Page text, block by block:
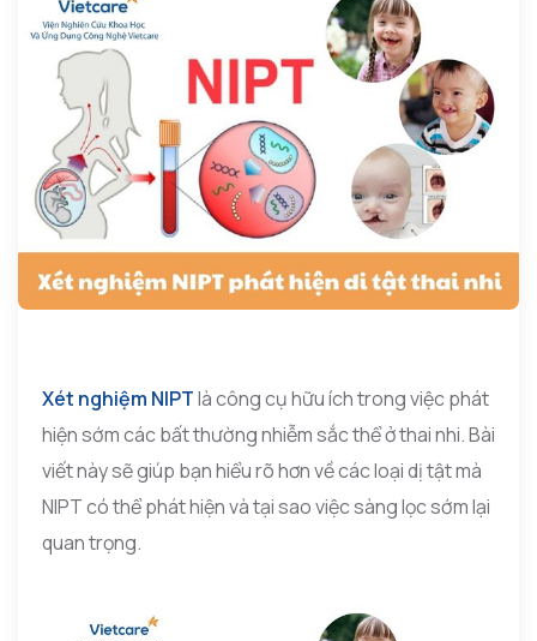
Xét nghiệm NIPTlà công cụ hữu ích trong việc phát
hiện sớm các bất thường nhiễm sắc thể ở thai nhi. Bài
viết này sẽ giúp bạn hiểu rõ hơn về các loại dị tật mà
NIPT có thể phát hiện và tại sao việc sàng lọc sớm lại
quan trọng.